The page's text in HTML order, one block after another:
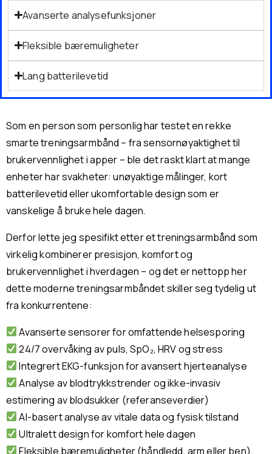
Avanserte analysefunksjoner
Fleksible bæremuligheter
Lang batterilevetid
Som en person som personlig har testet en rekke
smarte treningsarmbånd – fra sensornøyaktighet til
brukervennlighet i apper – ble det raskt klart at mange
enheter har svakheter: unøyaktige målinger, kort
batterilevetid eller ukomfortable design som er
vanskelige å bruke hele dagen.
Derfor lette jeg spesifikt etter et treningsarmbånd som
virkelig kombinerer presisjon, komfort og
brukervennlighet i hverdagen – og det er nettopp her
dette moderne treningsarmbåndet skiller seg tydelig ut
fra konkurrentene:
Avanserte sensorer for omfattende helsesporing
24/7 overvåking av puls, SpO₂, HRV og stress
Integrert EKG-funksjon for avansert hjerteanalyse
Analyse av blodtrykkstrender og ikke-invasiv
estimering av blodsukker (referanseverdier)
AI-basert analyse av vitale data og fysisk tilstand
Ultralett design for komfort hele dagen
Fleksible bæremuligheter (håndledd, arm eller ben)